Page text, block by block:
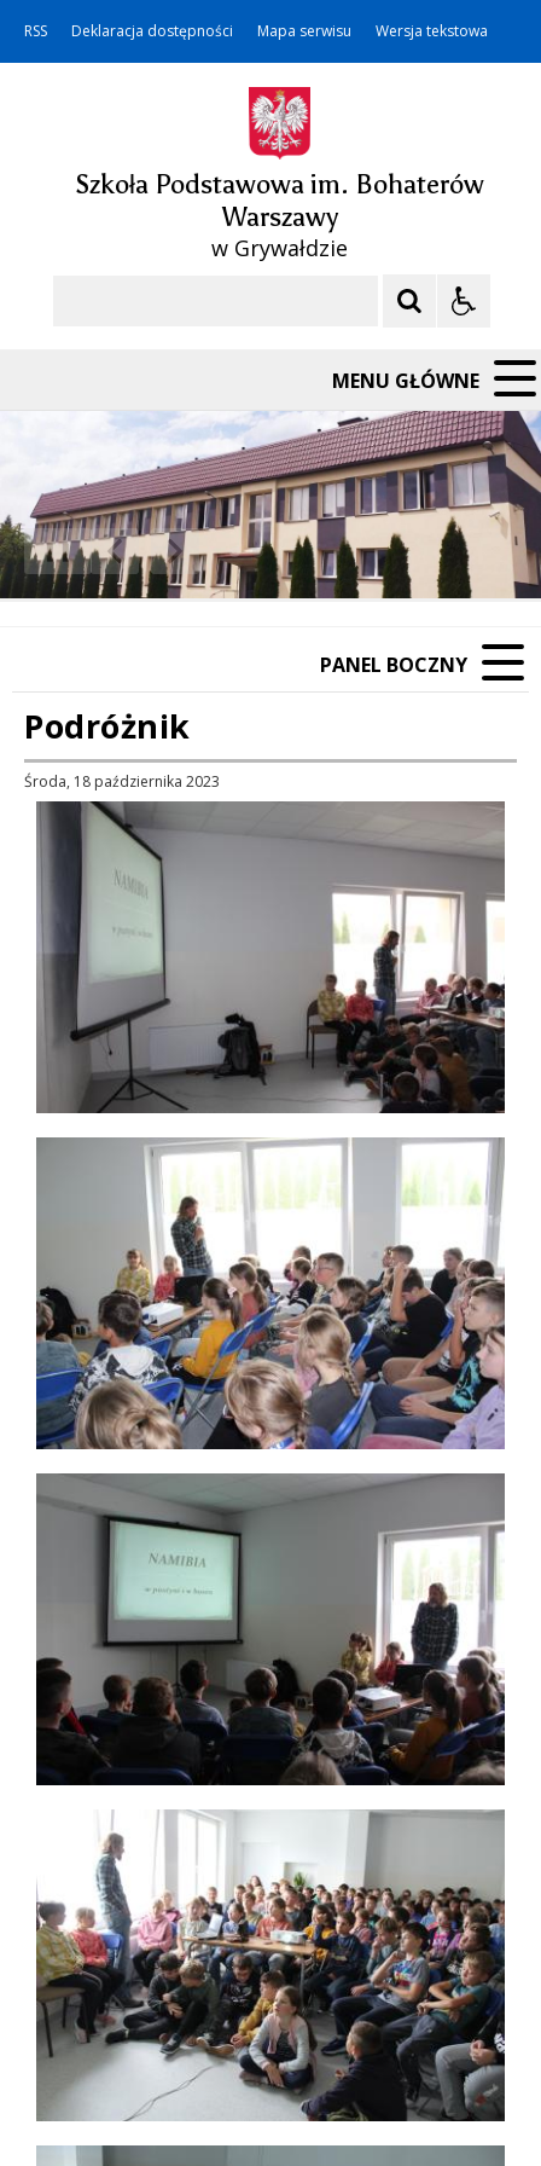
RSS Deklaracja dostępności Mapa serwisu Wersja tekstowa
Szkoła Podstawowa im. Bohaterów
Warszawy
w Grywałdzie
MENU GŁÓWNE
Poprzedni Element
Następny Element
❚❚
PANEL BOCZNY
Podróżnik
Środa, 18 października 2023
Treść